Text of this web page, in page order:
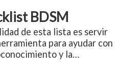
BDSM
de esta lista es servir
para ayudar con
y la